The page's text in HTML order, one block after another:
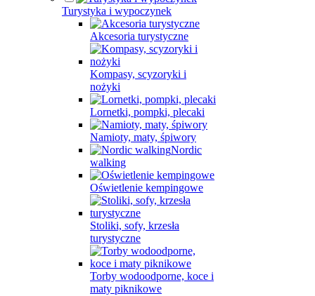
Turystyka i wypoczynek
Akcesoria turystyczne
Kompasy, scyzoryki i
nożyki
Lornetki, pompki, plecaki
Namioty, maty, śpiwory
Nordic
walking
Oświetlenie kempingowe
Stoliki, sofy, krzesła
turystyczne
Torby wodoodporne, koce i
maty piknikowe